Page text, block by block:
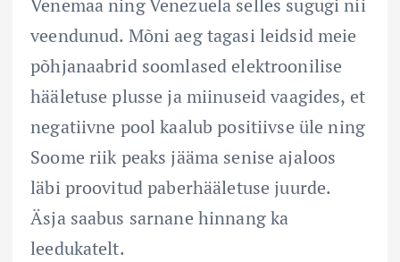
Venemaa ning Venezuela selles sugugi nii
veendunud. Mõni aeg tagasi leidsid meie
põhjanaabrid soomlased elektroonilise
hääletuse plusse ja miinuseid vaagides, et
negatiivne pool kaalub positiivse üle ning
Soome riik peaks jääma senise ajaloos
läbi proovitud paberhääletuse juurde.
Äsja saabus sarnane hinnang ka
leedukatelt.